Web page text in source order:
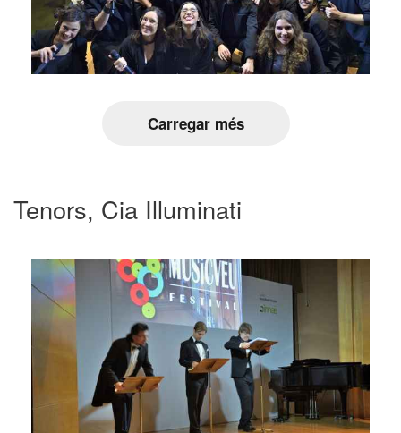
Carregar més
Tenors, Cia Illuminati